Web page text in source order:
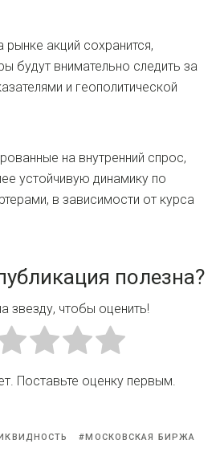
рынке акций сохранится,
будут внимательно следить за
и геополитической
на внутренний спрос,
устойчивую динамику по
в зависимости от курса
полезна?
звезду, чтобы оценить!
Поставьте оценку первым.
МОСКОВСКАЯ БИРЖА